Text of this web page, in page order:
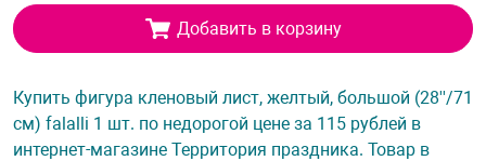
Добавить в корзину
Купить фигура кленовый лист, желтый, большой (28''/71
см) falalli 1 шт. по недорогой цене за 115 рублей в
интернет-магазине Территория праздника. Товар в